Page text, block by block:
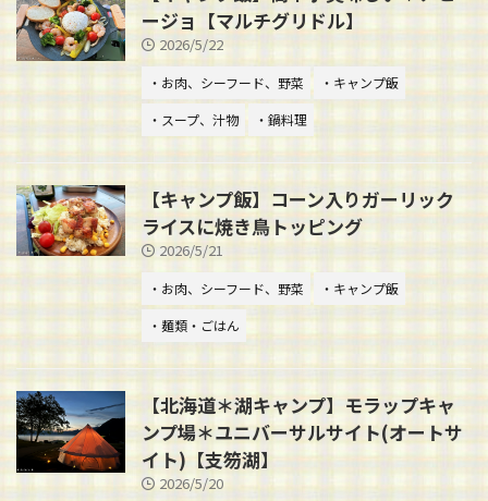
ージョ【マルチグリドル】
2026/5/22
・お肉、シーフード、野菜
・キャンプ飯
・スープ、汁物
・鍋料理
【キャンプ飯】コーン入りガーリック
ライスに焼き鳥トッピング
2026/5/21
・お肉、シーフード、野菜
・キャンプ飯
・麺類・ごはん
【北海道＊湖キャンプ】モラップキャ
ンプ場＊ユニバーサルサイト(オートサ
イト)【支笏湖】
2026/5/20